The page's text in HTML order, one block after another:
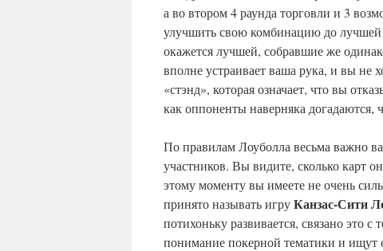
а во втором 4 раунда торговли и 3
улучшить свою комбинацию до
окажется лучшей, собравшие же
вполне устраивает ваша рука, и вы не
«стэнд», которая означает, что вы
как оппоненты наверняка
По правилам Лоуболла весьма важно
участников. Вы видите, сколько карт
этому моменту вы имеете не очень
принято называть игруКанзас-Сити
потихоньку развивается, связано это
понимание покерной тематики и ищут